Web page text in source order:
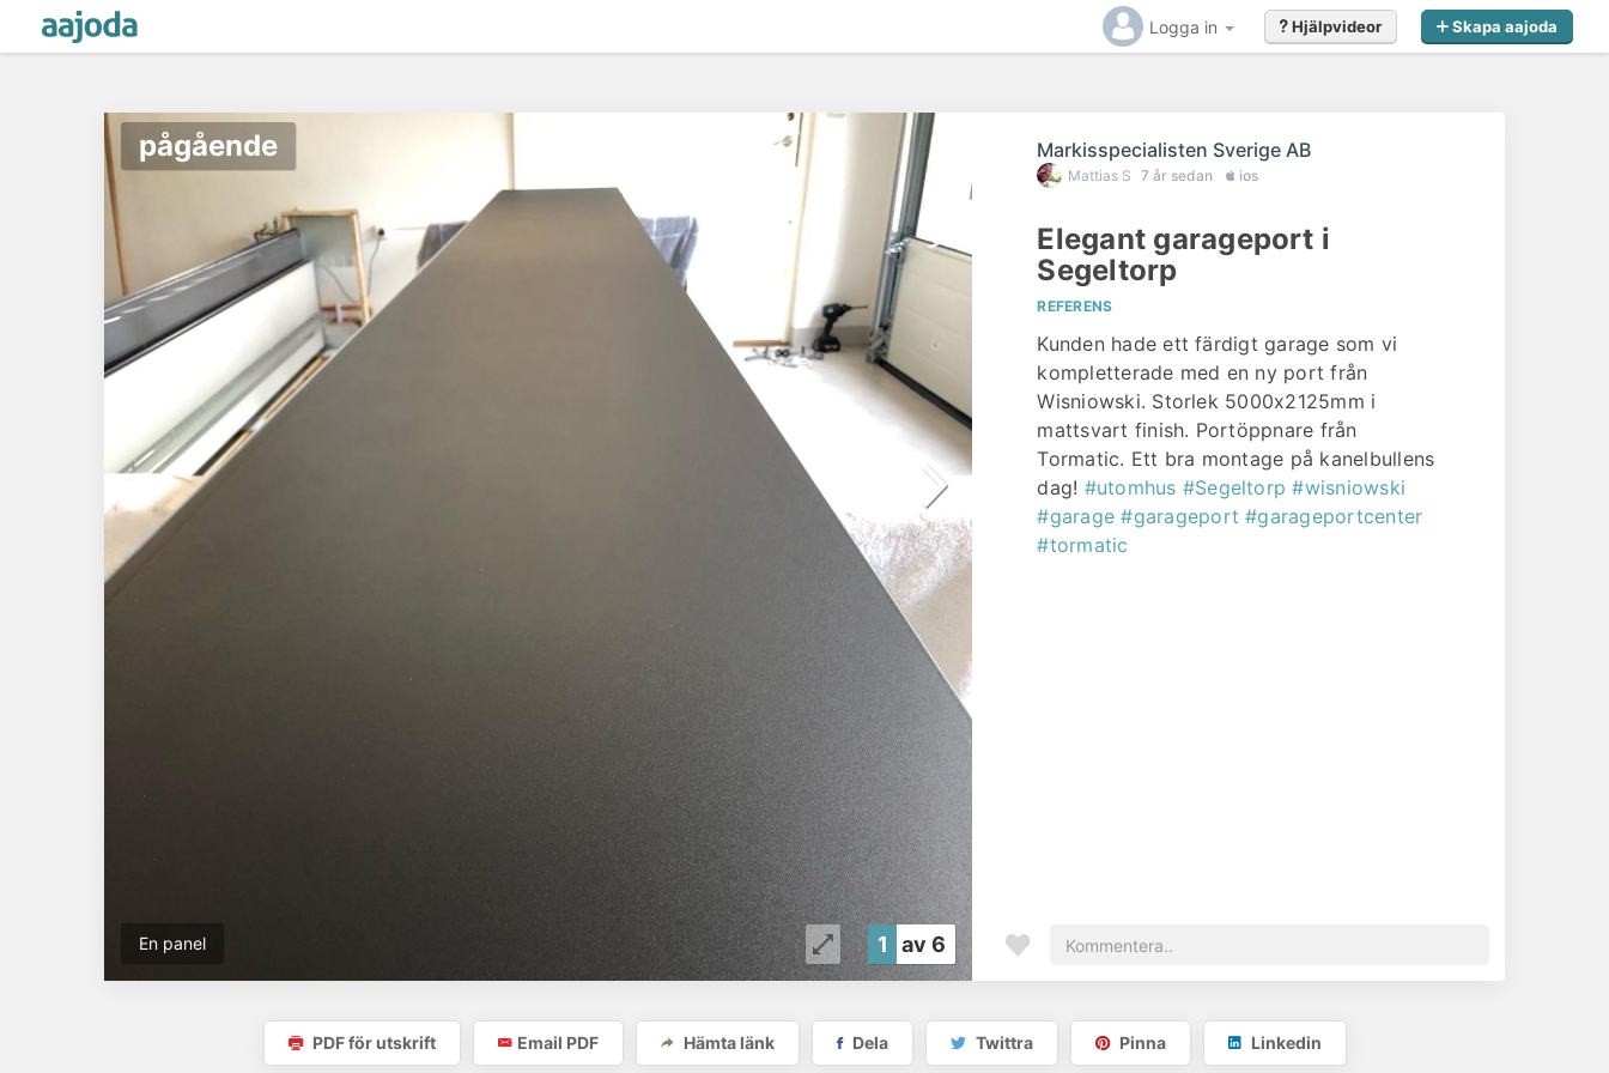
Logga in Skapa aajoda
Hjälpvideor
pågående
En panel
efter
Färdigt!
1 av 6
Markisspecialisten Sverige AB
Mattias S 7 år sedan ios
Elegant garageport i
Segeltorp
REFERENS
Kunden hade ett färdigt garage som vi
kompletterade med en ny port från
Wisniowski. Storlek 5000x2125mm i
mattsvart finish. Portöppnare från
Tormatic. Ett bra montage på kanelbullens
dag! #utomhus #Segeltorp #wisniowski
#garage #garageport #garageportcenter
#tormatic
PDF för utskrift Email PDF Hämta länk Dela Twittra Pinna Linkedin